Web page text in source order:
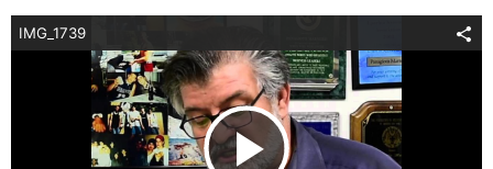
IMG_1739
Play Video